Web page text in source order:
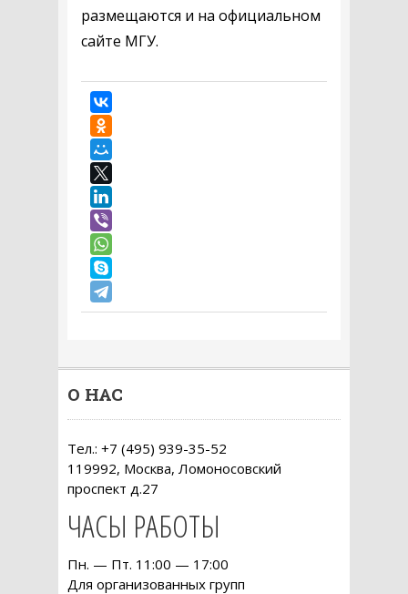
размещаются и на официальном
сайте МГУ.
О НАС
Тел.: +7 (495) 939-35-52
119992, Москва, Ломоносовский
проспект д.27
ЧАСЫ РАБОТЫ
Пн. — Пт. 11:00 — 17:00
Для организованных групп